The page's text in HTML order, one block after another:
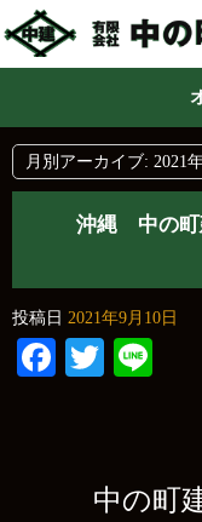
月別アーカイブ: 2021
沖縄 中の
投稿日 2021年9月10日
Facebook
Twitter
中の町